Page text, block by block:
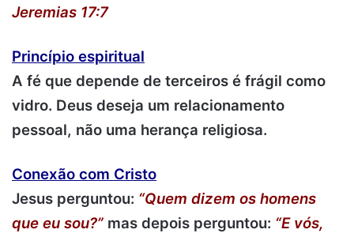
Jeremias 17:7
Princípio espiritual
A fé que depende de terceiros é frágil como
vidro. Deus deseja um relacionamento
pessoal, não uma herança religiosa.
Conexão com Cristo
Jesus perguntou: “Quem dizem os homens
que eu sou?” mas depois perguntou: “E vós,